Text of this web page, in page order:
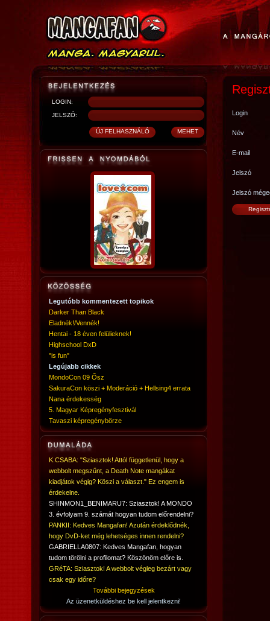
LOGIN:
JELSZÓ:
Legutóbb kommentezett topikok
Darker Than Black
Eladnék!/Vennék!
Hentai - 18 éven felülieknek!
Highschool DxD
"is fun"
Legújabb cikkek
MondoCon 09 Ősz
SakuraCon köszi + Moderáció + Hellsing4 errata
Nana érdekesség
5. Magyar Képregényfesztivál
Tavaszi képregénybörze
K.CSABA: "Sziasztok! Attól függetlenül, hogy a
webbolt megszűnt, a Death Note mangákat
kiadjátok végig? Köszi a választ." Ez engem is
érdekelne.
SHINMON1_BENIMARU7: Sziasztok! A MONDO
3. évfolyam 9. számát hogyan tudom előrendelni?
PANKII: Kedves Mangafan! Azután érdeklődnék,
hogy DvD-ket még lehetséges innen rendelni?
GABRIELLA0807: Kedves Mangafan, hogyan
tudom törölni a profilomat? Köszönöm előre is.
GRéTA: Sziasztok! A webbolt végleg bezárt vagy
csak egy időre?
További bejegyzések
Az üzenetküldéshez be kell jelentkezni!
Login
Név
E-mail
Jelszó
Jelszó